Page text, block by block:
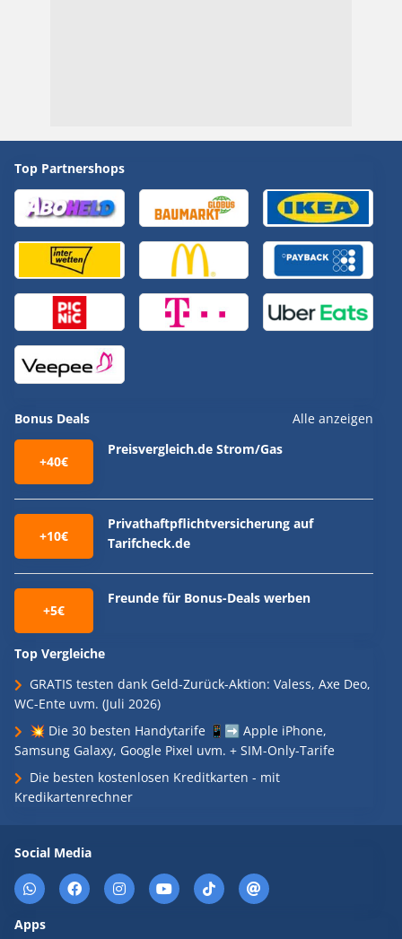
Top Partnershops
Bonus Deals Alle anzeigen
+40€
Preisvergleich.de Strom/Gas
+10€
Privathaftpflichtversicherung auf
Tarifcheck.de
+5€
Freunde für Bonus-Deals werben
Top Vergleiche
GRATIS testen dank Geld-Zurück-Aktion: Valess, Axe Deo,
WC-Ente uvm. (Juli 2026)
💥 Die 30 besten Handytarife 📱➡️ Apple iPhone,
Samsung Galaxy, Google Pixel uvm. + SIM-Only-Tarife
Die besten kostenlosen Kreditkarten - mit
Kredikartenrechner
Social Media
Apps